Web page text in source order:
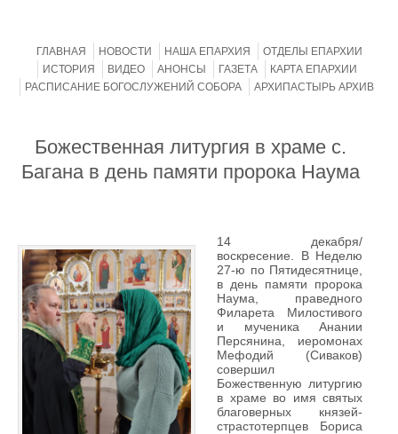
Menu
Skip to content
ГЛАВНАЯ НОВОСТИ НАША ЕПАРХИЯ
ОТДЕЛЫ ЕПАРХИИ
ИСТОРИЯ
ВИДЕО АНОНСЫ ГАЗЕТА
КАРТА ЕПАРХИИ
РАСПИСАНИЕ БОГОСЛУЖЕНИЙ СОБОРА
АРХИПАСТЫРЬ АРХИВ
Божественная литургия в храме с.
Багана в день памяти пророка Наума
14 декабря/
воскресение. В Неделю
27-ю по Пятидесятнице,
в день памяти пророка
Наума, праведного
Филарета Милостивого
и мученика Анании
Персянина, иеромонах
Мефодий (Сиваков)
совершил
Божественную литургию
в храме во имя святых
благоверных князей-
страстотерпцев Бориса